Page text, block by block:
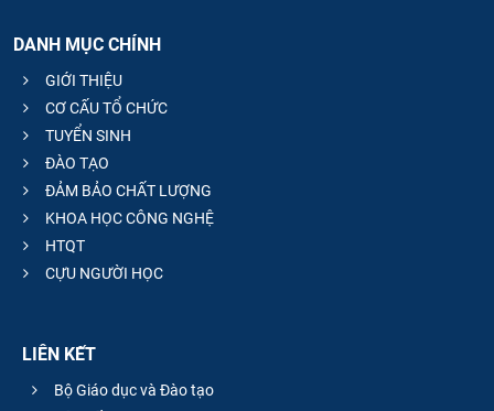
DANH MỤC CHÍNH
GIỚI THIỆU
CƠ CẤU TỔ CHỨC
TUYỂN SINH
ĐÀO TẠO
ĐẢM BẢO CHẤT LƯỢNG
KHOA HỌC CÔNG NGHỆ
HTQT
CỰU NGƯỜI HỌC
LIÊN KẾT
Bộ Giáo dục và Đào tạo